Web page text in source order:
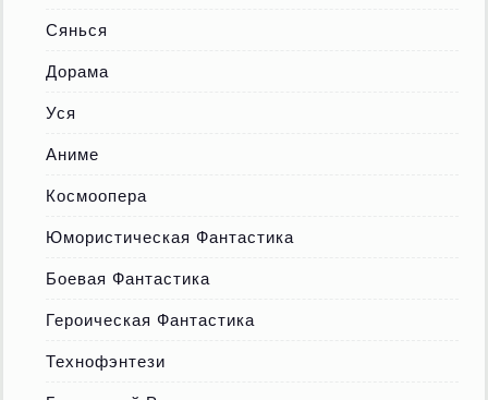
Сянься
Дорама
Уся
Аниме
Космоопера
Юмористическая Фантастика
Боевая Фантастика
Героическая Фантастика
Технофэнтези